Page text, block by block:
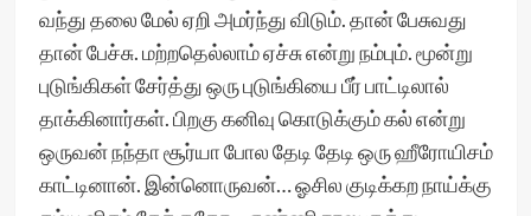
வந்து தலை மேல் ஏறி அமர்ந்து விடும். தான் பேசுவது
தான் பேச்சு. மற்றதெல்லாம் ஏச்சு என்று நம்பும். மூன்று
புடுங்கிகள் சேர்த்து ஒரு புடுங்கியை பீர் பாட்டிலால்
தாக்கினார்கள். பிறகு கனிவு கொடுக்கும் கல் என்று
ஒருவன் நந்தா சூர்யா போல தேடி தேடி ஒரு ஹீரோயிசம்
காட்டினான். இன்னொருவன்… ஓசில குடிக்கற நாய்க்கு